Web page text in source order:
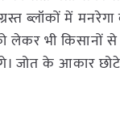
ब्लॉकों में
लेकर भी
जोत के आकार